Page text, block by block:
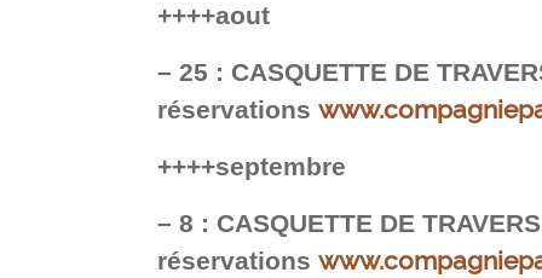
++++aout
– 25 : CASQUETTE DE
réservations
++++septembre
– 8 : CASQUETTE DE
réservations